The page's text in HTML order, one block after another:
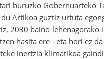
buruzko Gobernuarteko
Artikoa guztiz urtuta
2030 baino
hasita ere –eta hori ez
inertzia klimatikoa